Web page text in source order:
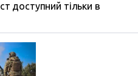
доступний тільки в